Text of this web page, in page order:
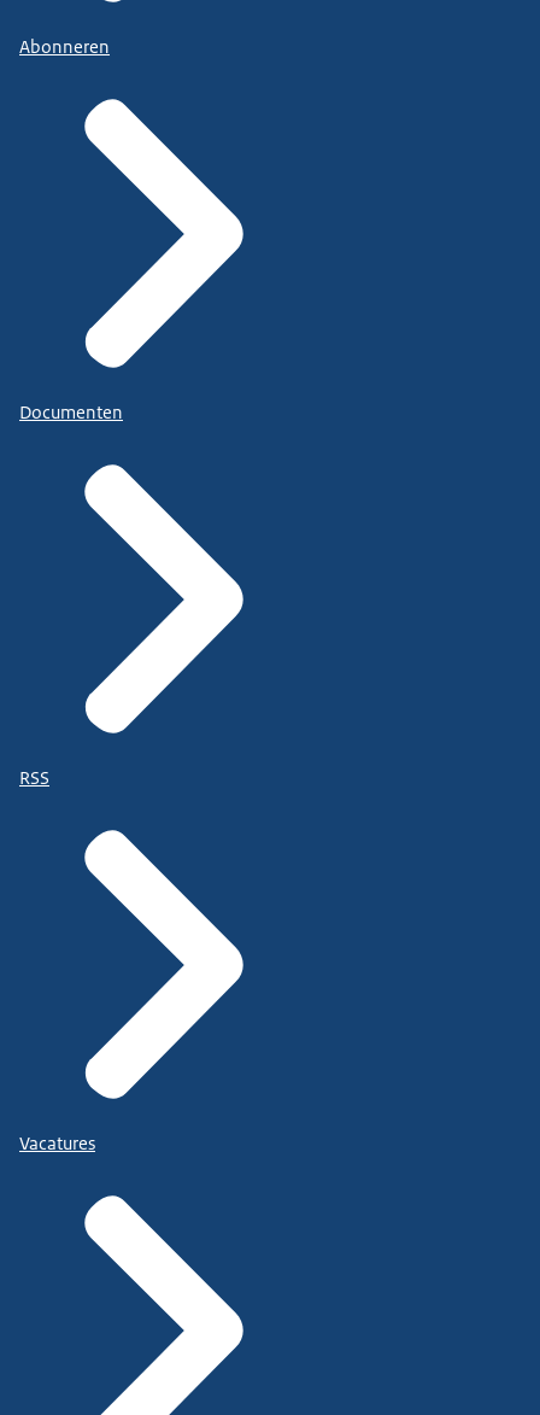
Abonneren
Documenten
RSS
Vacatures